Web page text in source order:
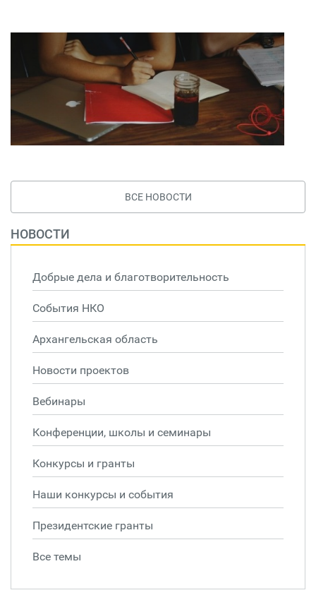
ВСЕ НОВОСТИ
НОВОСТИ
Добрые дела и благотворительность
События НКО
Архангельская область
Новости проектов
Вебинары
Конференции, школы и семинары
Конкурсы и гранты
Наши конкурсы и события
Президентские гранты
Все темы